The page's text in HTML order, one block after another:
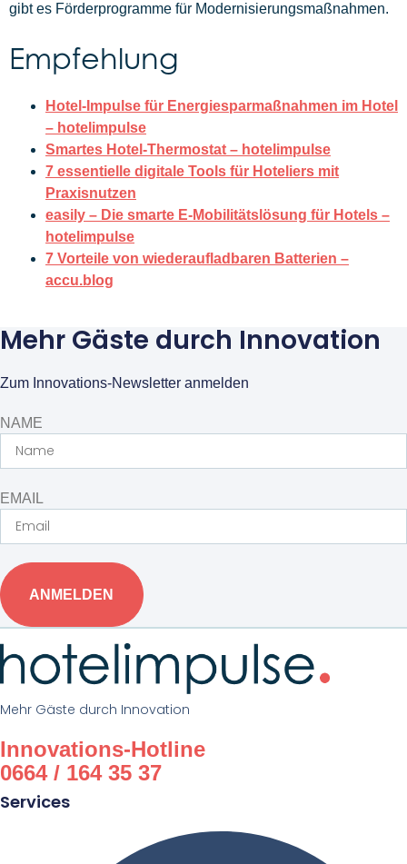
gibt es Förderprogramme für Modernisierungsmaßnahmen.
Empfehlung
Hotel-Impulse für Energiesparmaßnahmen im Hotel
– hotelimpulse
Smartes Hotel-Thermostat – hotelimpulse
7 essentielle digitale Tools für Hoteliers mit
Praxisnutzen
easily – Die smarte E-Mobilitätslösung für Hotels –
hotelimpulse
7 Vorteile von wiederaufladbaren Batterien –
accu.blog
Mehr Gäste durch Innovation
Zum Innovations-Newsletter anmelden
NAME
EMAIL
ANMELDEN
Mehr Gäste durch Innovation
Innovations-Hotline
0664 / 164 35 37
Services